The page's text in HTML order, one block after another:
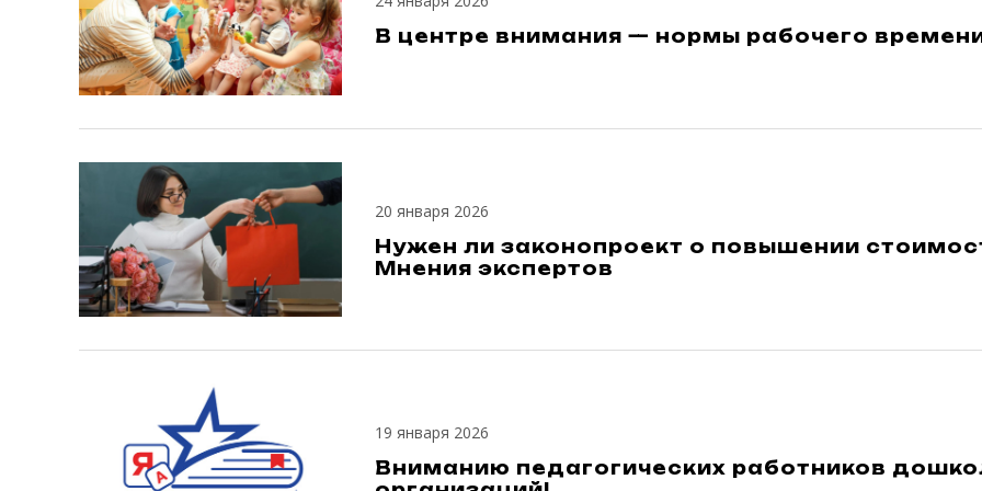
В центре внимания — нормы рабочего
20 января 2026
Нужен ли законопроект о повышении
Мнения экспертов
19 января 2026
Вниманию педагогических работников